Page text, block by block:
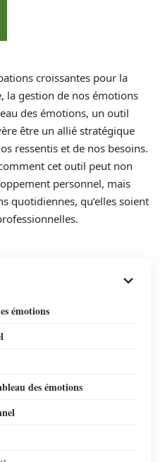
croissantes pour la
la gestion de nos émotions
des émotions, un outil
être un allié stratégique
ressentis et de nos besoins.
cet outil peut non
personnel, mais
quotidiennes, qu’elles soient
émotions
des émotions